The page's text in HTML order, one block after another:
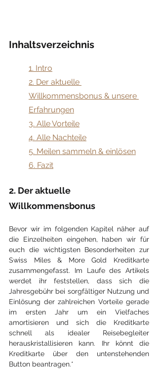
Inhaltsverzeichnis
​1. Intro
2. Der aktuelle
Willkommensbonus & unsere
Erfahrungen
3. Alle Vorteile
4. Alle Nachteile
5. Meilen sammeln & einlösen
6. Fazit
2. Der aktuelle
Willkommensbonus
Bevor wir im folgenden Kapitel näher auf
die Einzelheiten eingehen, haben wir für
euch die wichtigsten Besonderheiten zur
Swiss Miles & More Gold Kreditkarte
zusammengefasst. Im Laufe des Artikels
werdet ihr feststellen, dass sich die
Jahresgebühr bei sorgfältiger Nutzung und
Einlösung der zahlreichen Vorteile gerade
im ersten Jahr um ein Vielfaches
amortisieren und sich die Kreditkarte
schnell als idealer Reisebegleiter
herauskristallisieren kann. Ihr könnt die
Kreditkarte über den untenstehenden
Button beantragen.*